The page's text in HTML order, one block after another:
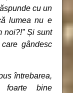
cu un
lumea nu e
noi?!” Și sunt
gândesc
întrebarea,
foarte bine